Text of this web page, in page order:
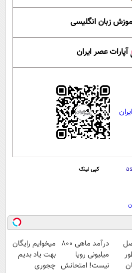
زبان انگلیسی
آپارات عصر ایران
کپی لینک
درآمد ماهی 800
میلیونی رویا
نیست! امتحانش
میخوایم رایگان
بهت یاد بدیم
چجوری